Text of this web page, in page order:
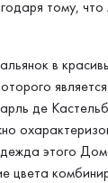
тому,
в
де
этого
цвета